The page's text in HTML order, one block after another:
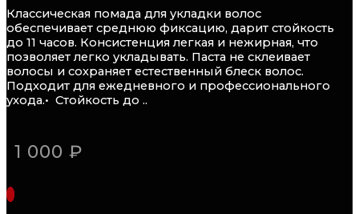
Классическая помада для укладки волос
обеспечивает среднюю фиксацию, дарит стойкость
до 11 часов. Консистенция легкая и нежирная, что
позволяет легко укладывать. Паста не склеивает
волосы и сохраняет естественный блеск волос.
Подходит для ежедневного и профессионального
ухода.•⁠ ⁠Стойкость до ..
1 000 ₽